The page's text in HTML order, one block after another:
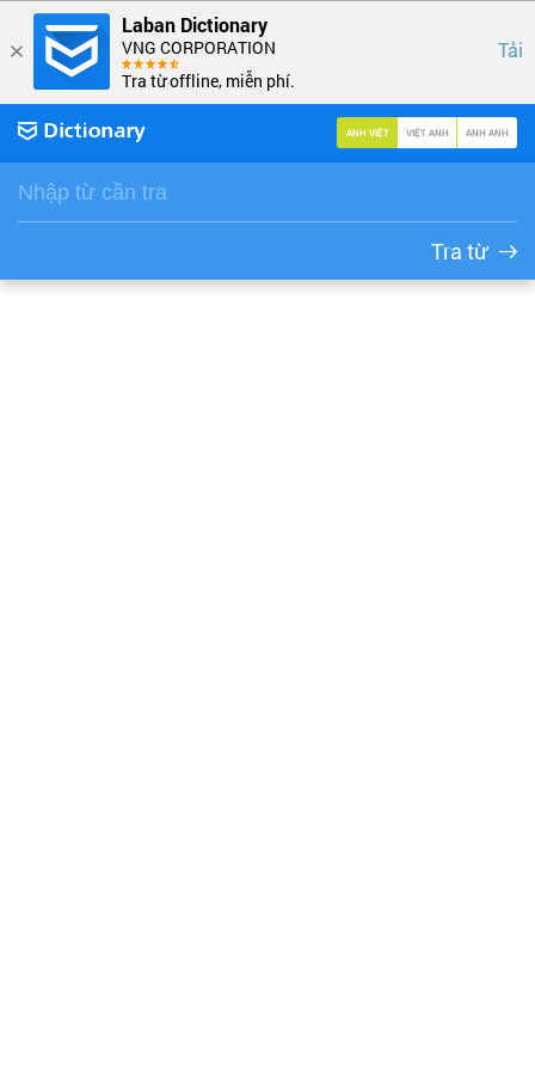
Laban Dictionary
VNG CORPORATION
Tra từ offline, miễn phí.
Tải
ANH VIỆT VIỆT ANH ANH ANH
Tra từ